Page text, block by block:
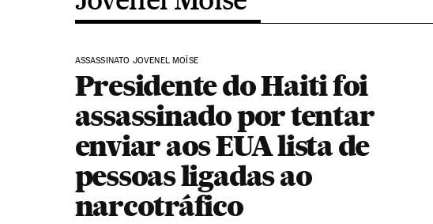
ASSASSINATO JOVENEL MOÏSE
Presidente do Haiti foi
assassinado por tentar
enviar aos EUA lista de
pessoas ligadas ao
narcotráfico